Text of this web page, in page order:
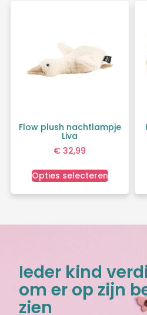
Flow plush nachtlampje
Liva
€ 32,99
Opties selecteren
Ieder kind
om er op zijn
zien